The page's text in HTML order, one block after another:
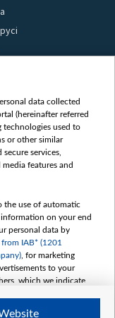
data collected
(hereinafter referred
technologies used to
or other similar
services,
features and
the use of automatic
on your end
personal data by
from IAB* (1201
, for marketing
to your
which we indicate